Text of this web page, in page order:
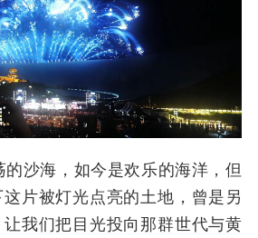
的沙海，如今是欢乐的海洋，但
片被灯光点亮的土地，曾是另
我们把目光投向那群世代与黄